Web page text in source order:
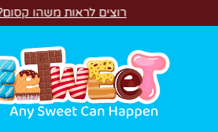
רוצים לראות משהו קסום?✨ סוויטבוקס MAGIC הפך ל"מכונת משחקים"! 🎁🕹️
חיפוש